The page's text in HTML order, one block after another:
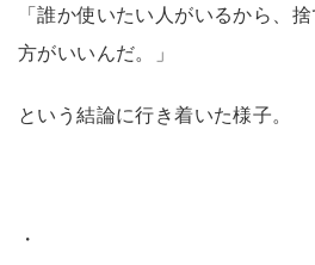
「誰か使いたい人がいるから、
方がいいんだ。」
という結論に行き着いた様子。
・